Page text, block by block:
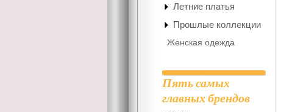
Летние платья
Прошлые коллекции
Женская одежда
Пять самых
главных брендов